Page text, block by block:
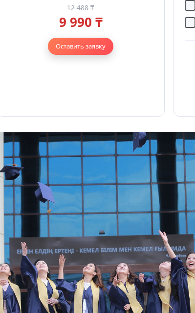
12 488 ₸
9 990 ₸
Оставить заявку